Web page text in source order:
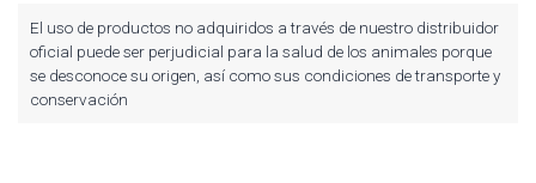
El uso de productos no adquiridos a través de nuestro distribuidor
oficial puede ser perjudicial para la salud de los animales porque
se desconoce su origen, así como sus condiciones de transporte y
conservación